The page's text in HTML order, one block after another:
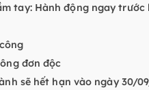
tay: Hành động ngay trước
đơn độc
sẽ hết hạn vào ngày 30/